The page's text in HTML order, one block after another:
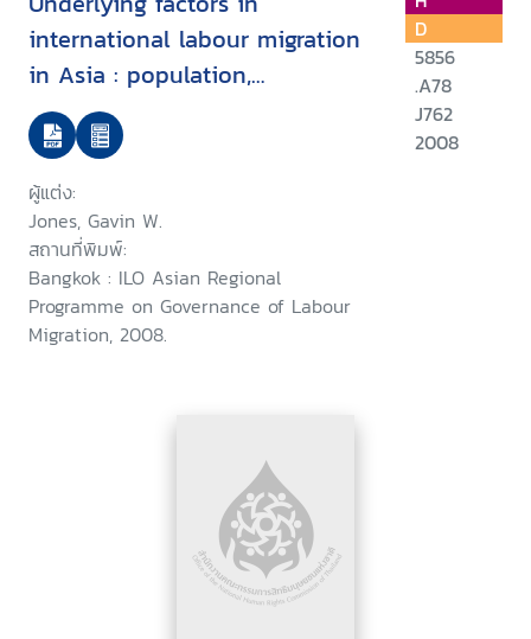
international labour migration
in Asia : population,
employment and productivity
trends
ผู้แต่ง:
Jones, Gavin W.
สถานที่พิมพ์:
Bangkok : ILO Asian Regional
Programme on Governance of Labour
Migration, 2008.
D
5856
.A78
J762
2008